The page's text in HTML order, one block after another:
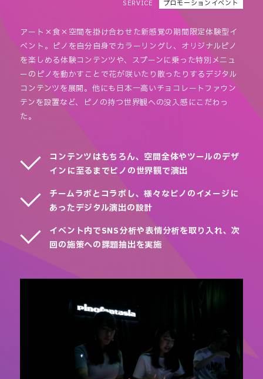
SERVICE プロモーションイベント
アート×食×空間を掛け合わせた新感覚の期間限定体験型イ
ベント。ピノを自分自身でカラーリングし、オリジナルピノ
を楽しめる体験コンテンツや、スプーンに乗った特別メニュ
ーのピノを動かすことで花が咲いたり散ったりするデジタル
コンテンツを展開。他にも日本一高いチョコレートファウン
テンを設置など、ピノの持つ世界観への没入感にこだわっ
た。
コンテンツはもちろん、空間全体やツールのデザ
インに至るまでピノの世界観で演出
チームラボとコラボし、様々なピノのイメージに
あったデジタル演出の設計
イベント内でSNS分析や表情分析を取り入れ、次
回の施策への課題抽出を実施